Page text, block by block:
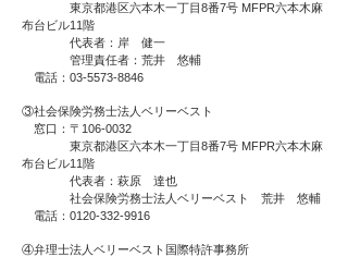
東京都港区六本木一丁目8番7号 MFPR六本木麻
布台ビル11階
代表者：岸 健一
管理責任者：荒井 悠輔
電話：03-5573-8846
③社会保険労務士法人ベリーベスト
窓口：〒106-0032
東京都港区六本木一丁目8番7号 MFPR六本木麻
布台ビル11階
代表者：萩原 達也
社会保険労務士法人ベリーベスト 荒井 悠輔
電話：0120-332-9916
④弁理士法人ベリーベスト国際特許事務所